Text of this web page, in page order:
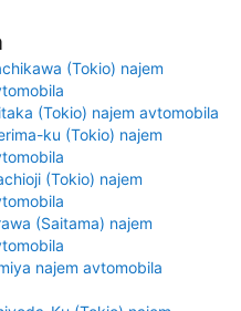
(Tokio) najem
(Tokio) najem avtomobila
ku (Tokio) najem
(Tokio) najem
(Saitama) najem
najem avtomobila